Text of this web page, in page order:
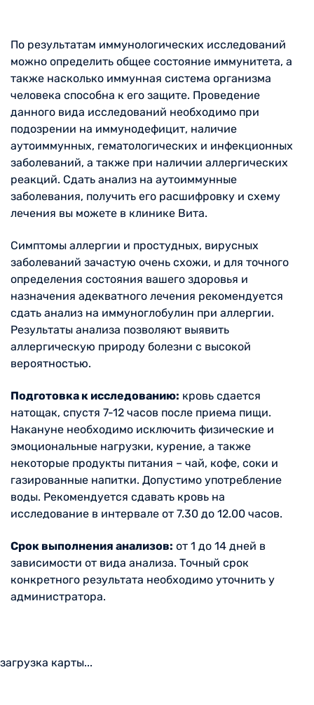
По результатам иммунологических исследований
можно определить общее состояние иммунитета, а
также насколько иммунная система организма
человека способна к его защите. Проведение
данного вида исследований необходимо при
подозрении на иммунодефицит, наличие
аутоиммунных, гематологических и инфекционных
заболеваний, а также при наличии аллергических
реакций. Сдать анализ на аутоиммунные
заболевания, получить его расшифровку и схему
лечения вы можете в клинике Вита.
Симптомы аллергии и простудных, вирусных
заболеваний зачастую очень схожи, и для точного
определения состояния вашего здоровья и
назначения адекватного лечения рекомендуется
сдать анализ на иммуноглобулин при аллергии.
Результаты анализа позволяют выявить
аллергическую природу болезни с высокой
вероятностью.
Подготовка к исследованию: кровь сдается
натощак, спустя 7-12 часов после приема пищи.
Накануне необходимо исключить физические и
эмоциональные нагрузки, курение, а также
некоторые продукты питания – чай, кофе, соки и
газированные напитки. Допустимо употребление
воды. Рекомендуется сдавать кровь на
исследование в интервале от 7.30 до 12.00 часов.
Срок выполнения анализов: от 1 до 14 дней в
зависимости от вида анализа. Точный срок
конкретного результата необходимо уточнить у
администратора.
загрузка карты...